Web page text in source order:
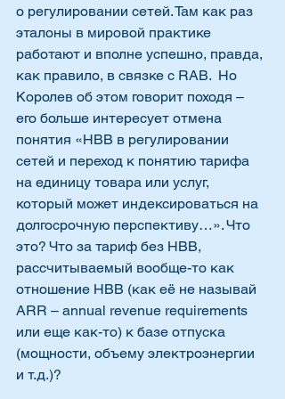
о регулировании сетей. Там как раз
эталоны в мировой практике
работают и вполне успешно, правда,
как правило, в связке с RAB.  Но
Королев об этом говорит походя –
его больше интересует отмена
понятия «НВВ в регулировании
сетей и переход к понятию тарифа
на единицу товара или услуг,
который может индексироваться на
долгосрочную перспективу…». Что
это? Что за тариф без НВВ,
рассчитываемый вообще-то как
отношение НВВ (как её не называй
ARR – annual revenue requirements
или еще как-то) к базе отпуска
(мощности, объему электроэнергии
и т.д.)?